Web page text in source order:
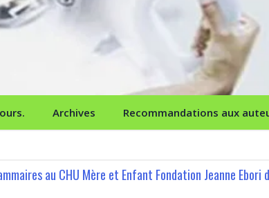
Archives Recommandations aux
au CHU Mère et Enfant Fondation Jeanne Ebori